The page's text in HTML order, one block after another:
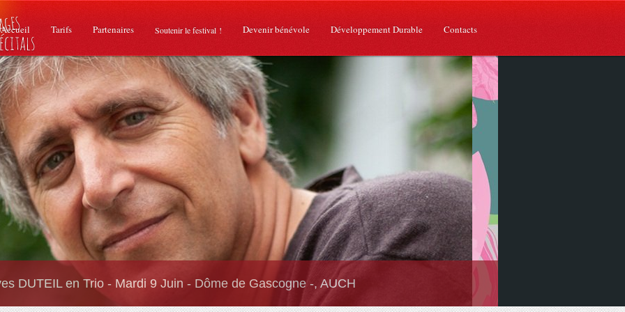
Accueil Tarifs Partenaires Soutenir le festival ! Devenir bénévole Développement Durable Contacts
DUTEIL en Trio - Mardi 9 Juin - Dôme de Gascogne -, AUCH